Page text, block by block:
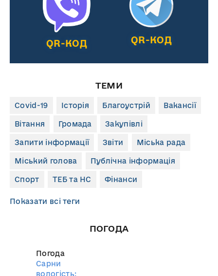
QR-КОД QR-КОД
ТЕМИ
Covid-19 Історія Благоустрій Вакансії
Вітання Громада Закупівлі
Запити інформації Звіти Міська рада
Міський голова Публічна інформація
Спорт ТЕБ та НС Фінанси
Показати всі теги
ПОГОДА
Погода
Сарни
вологість: